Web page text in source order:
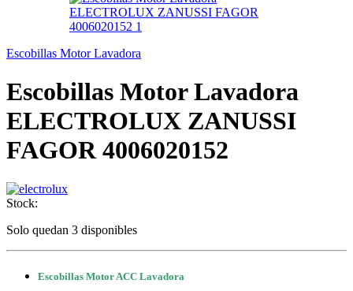
Escobillas Motor Lavadora
Escobillas Motor Lavadora
ELECTROLUX ZANUSSI
FAGOR 4006020152
Stock:
Solo quedan 3 disponibles
Escobillas Motor ACC Lavadora